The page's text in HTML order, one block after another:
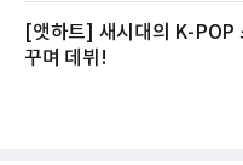
[앳하트] 새시대의 K-POP
꾸며 데뷔!